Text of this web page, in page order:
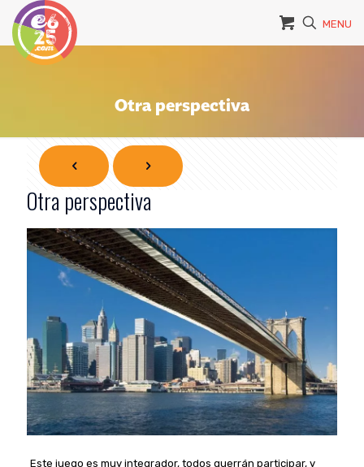
MENU
Otra perspectiva
Otra perspectiva
Este juego es muy integrador, todos querrán participar, y